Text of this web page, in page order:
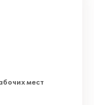
мест